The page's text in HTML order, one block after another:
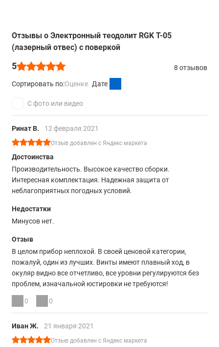
Отзывы о Электронный теодолит RGK T-05
(лазерный отвес) с поверкой
5 8 отзывов
Сортировать по:Оценке Дате
С фото или видео
Ринат В. 12 февраля 2021
Отзыв добавлен с Яндекс маркета
Достоинства
Производительность. Высокое качество сборки.
Интересная комплектация. Надежная защита от
неблагоприятных погодных условий.
Недостатки
Минусов нет.
Отзыв
В целом прибор неплохой. В своей ценовой категории,
пожалуй, один из лучших. Винты имеют плавный ход, в
окуляр видно все отчетливо, все уровни регулируются без
проблем, изначальной юстировки не требуются!
0 0
Иван Ж. 21 января 2021
Отзыв добавлен с Яндекс маркета